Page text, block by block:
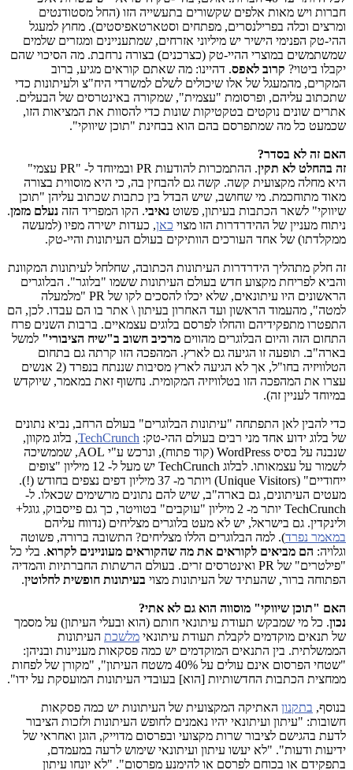
חברות ויש מאות אלפים שקשורים בתעשייה הזו (החל מסטודנטים
ומרצים וכלה בפרילנסרים, מפתחים וסטארטאפיסטים). מחוץ למעגל
ההי-טק הפנימי הישיר יש מיליוני אזרחים, שמתעניינים ומגזרים שלמים
שמשתמשים במוצרי ההיי-טק (כצרכנים) בצורה נרחבת. מה הסיכוי שהם
יקבלו ביטוי? קרוב לאפס. דהיינו: מה שאתם קוראים מגיע, ברוב
המקרים, מהמעגל של אלו שיכולים לשלם למשרדי היח"צ ולעיתונות כדי
שתכתוב עליהם, ופרסומת "עצמית", שמקורה באינטרסים של הבעלים.
אתרים שונים נוקטים בטקטיקות שונות כדי להסוות את המציאות הזו,
שכמעט כל מה שמתפרסם בהם הוא בבחינת "תוכן שיווקי".
האם זה לא בסדר?
זה בהחלט לא תקין. ההתמכרות להודעות PR ובמיוחד ל- "PR עצמי"
היא מחלה מקצועית קשה. קשה גם להבחין בה, כי היא מוסווית בצורה
מאוד מתוחכמת. מי שחושב, שיש הבדל בין כתבות שכתוב עליהן "תוכן
שיווקי" לשאר הכתבות בעיתון, פשוט נאיבי. הקו המפריד הזה נעלם מזמן.
ניתוח מעניין של ההידרדרות הזו מצוי כאן, כעדות ישירה מפיו (למעשה
ממקלדתו) של אחד העורכים הוותיקים בעולם העיתונות והיי-טק.
זה חלק מתהליך הידרדרות העיתונות הכתובה, שחלחל לעיתונות המקוונת
והביא לפריחת מקצוע חדש בעולם העיתונות ששמו "בלוגר". הבלוגרים
הראשונים היו עיתונאים, שלא יכלו להסכים לקו של PR "מלמעלה
למטה", מהעמוד הראשון ועד האחרון בעיתון \ אתר בו הם עבדו. לכן, הם
התפטרו מתפקידיהם והחלו לפרסם בלוגים עצמאיים. ברבות השנים פרח
התחום הזה והיום הבלוגרים מהווים מרכיב חשוב ב"שיח הציבורי" למשל
בארה"ב. תופעה זו הגיעה גם לארץ. המהפכה הזו קרתה גם בתחום
הטלוויזיה בחו"ל, אך לא הגיעה לארץ מסיבות שננתח בנפרד (2 אנשים
עצרו את המהפכה הזו בטלוויזיה המקומית. נחשוף זאת במאמר, שיוקדש
במיוחד לעניין זה).
כדי להבין לאן התפתחה "עיתונות הבלוגרים" בעולם הרחב, נביא נתונים
של בלוג ידוע אחד מני רבים בעולם ההי-טק: TechCrunch, בלוג מקוון,
שנבנה על בסיס WordPress (קוד פתוח), ונרכש ע"י AOL, שממשיכה
לשמור על עצמאותו. לבלוג TechCrunch
יש מעל ל- 12 מיליון "צופים
ייחודיים" (Unique Visitors
) ויותר מ- 37 מיליון דפים נצפים בחודש (!).
מעטים העיתונים, גם בארה"ב, שיש להם נתונים מרשימים שכאלו. ל-
TechCrunch
יותר מ- 2 מיליון "עוקבים" בטוויטר, כך גם פייסבוק, גוגל+
ולינקדין. גם בישראל, יש לא מעט בלוגרים מצליחים (נדווח עליהם
במאמר נפרד). למה הבלוגרים הללו מצליחים? התשובה ברורה, פשוטה
וגלויה: הם מביאים לקוראים את מה שהקוראים מעוניינים לקרוא. בלי כל
"פילטרים" של PR ואינטרסים זרים. בעולם הרשתות החברתיות והמדיה
הפתוחה ברור, שהעתיד של העיתונות מצוי בעיתונות חופשית לחלוטין.
האם "תוכן שיווקי" מוסווה הוא גם לא אתי?
נכון. כל מי שמבקש תעודת עיתונאי חותם (הוא ובעלי העיתון) על מסמך
של תנאים מוקדמים לקבלת תעודת עיתונאי מלשכת העיתונות
הממשלתית. בין התנאים המוקדמים יש כמה פסקאות מעניינות ובניהן:
"שטחי הפרסום אינם עולים על 40% משטח העיתון", "מקורן של לפחות
ממחצית הכתבות החדשותיות [הוא] בעובדי העיתונות המועסקת על ידו".
בנוסף, בתקנון האתיקה המקצועית של העיתונות יש כמה פסקאות
חשובות: "עיתון ועיתונאי יהיו נאמנים לחופש העיתונות ולזכות הציבור
לדעת בהגישם לציבור שרות מקצועי ובפרסום מדוייק, הוגן ואחראי של
ידיעות ודעות". "לא יעשו עיתון ועיתונאי שימוש לרעה במעמדם,
בתפקידם או בכוחם לפרסם או להימנע מפרסום". "לא יונחו עיתון